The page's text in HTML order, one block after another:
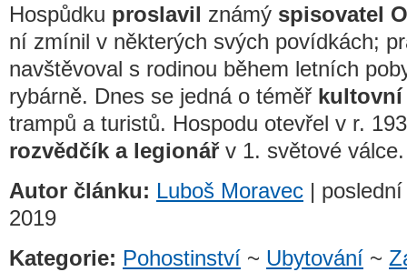
Hospůdku proslavil známý spisovatel
ní zmínil v některých svých povídkách;
navštěvoval s rodinou během letních
rybárně. Dnes se jedná o téměř
trampů a turistů. Hospodu otevřel v r.
rozvědčík a legionářv 1. světové válce.
Autor článku: Luboš Moravec |
2019
Kategorie: Pohostinství ~ Ubytování ~